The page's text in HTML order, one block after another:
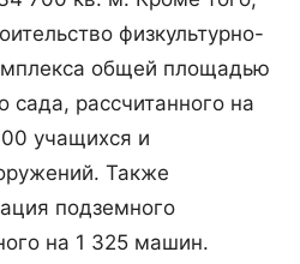
физкультурно-
общей площадью
сада, рассчитанного на
учащихся и
Также
подземного
на 1 325 машин.